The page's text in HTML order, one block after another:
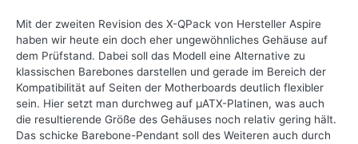
Mit der zweiten Revision des X-QPack von Hersteller Aspire
haben wir heute ein doch eher ungewöhnliches Gehäuse auf
dem Prüfstand. Dabei soll das Modell eine Alternative zu
klassischen Barebones darstellen und gerade im Bereich der
Kompatibilität auf Seiten der Motherboards deutlich flexibler
sein. Hier setzt man durchweg auf µATX-Platinen, was auch
die resultierende Größe des Gehäuses noch relativ gering hält.
Das schicke Barebone-Pendant soll des Weiteren auch durch